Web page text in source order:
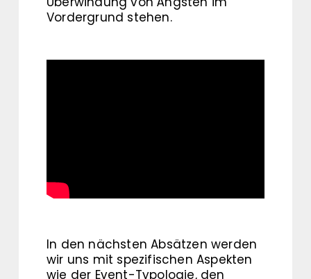
Vordergrund stehen.
In den nächsten Absätzen werden
wir uns mit spezifischen Aspekten
wie der Event-Typologie, den